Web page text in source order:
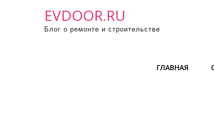
EVDOOR.RU
Блог о ремонте и строительстве
ГЛАВНАЯ